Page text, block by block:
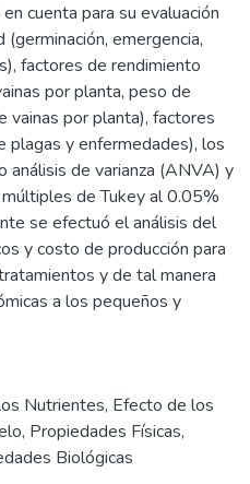
cuenta para su evaluación
emergencia,
factores de rendimiento
por planta, peso de
vainas por planta), factores
plagas y enfermedades), los
análisis de varianza (ANVA) y
de Tukey al 0.05%
se efectuó el análisis del
y costo de producción para
y de tal manera
a los pequeños y
Nutrientes, Efecto de los
, Propiedades Físicas,
Biológicas